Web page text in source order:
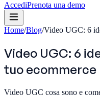
AccediPrenota una demo
Home/Blog/Video UGC: 6
Video UGC: 6
tuo ecommerce
Video UGC cosa sono e